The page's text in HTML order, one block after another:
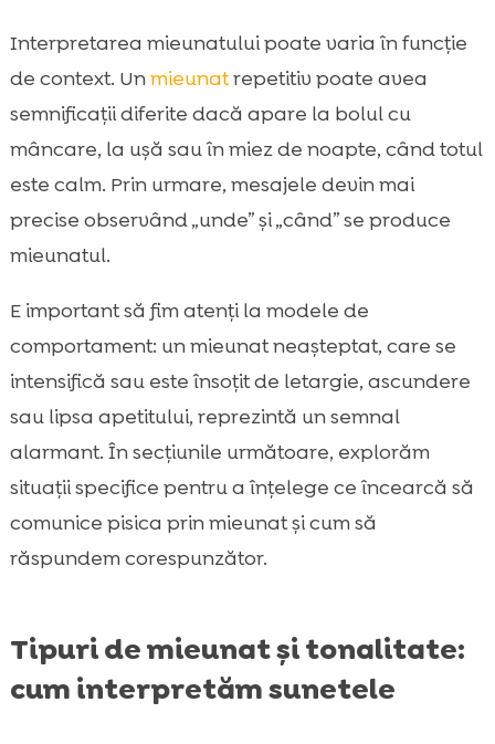
Interpretarea mieunatului poate varia în funcție
de context. Unmieunatrepetitiv poate avea
semnificații diferite dacă apare la bolul cu
mâncare, la ușă sau în miez de noapte, când totul
este calm. Prin urmare, mesajele devin mai
precise observând „unde” și „când” se produce
mieunatul.
E important să fim atenți la modele de
comportament: un mieunat neașteptat, care se
intensifică sau este însoțit de letargie, ascundere
sau lipsa apetitului, reprezintă un semnal
alarmant. În secțiunile următoare, explorăm
situații specifice pentru a înțelege ce încearcă să
comunice pisica prin mieunat și cum să
răspundem corespunzător.
Tipuri de mieunat și tonalitate:
cum interpretăm sunetele